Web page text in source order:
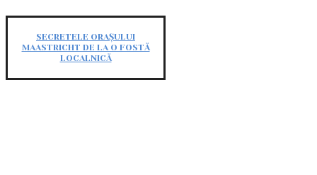
SECRETELE ORAȘULUI
MAASTRICHT DE LA O FOSTĂ
LOCALNICĂ